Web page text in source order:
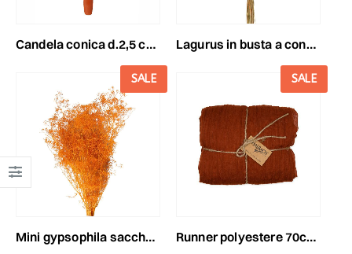
candela conica d.2,5 cmh.30 cm -300/25- conf. pz.12 cognac lagurus in busta a conogr.100 cognac/11
SALE
mini gypsophila sacchetto gr.50 cognac 11/p
SALE
runner polyestere 70cm 3mt cognac